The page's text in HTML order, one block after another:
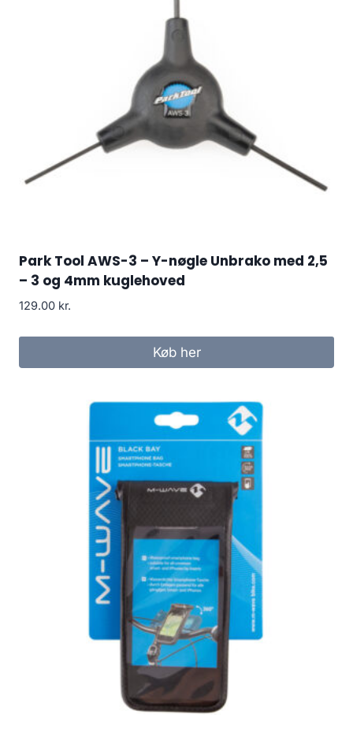
Park Tool AWS-3 – Y-nøgle Unbrako med 2,5
– 3 og 4mm kuglehoved
129.00 kr.
Køb her